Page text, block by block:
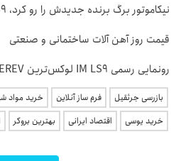
نیکاموتور برگ برنده جدیدش را رو کرد، IM LS9 رسماً وارد بازار ایران شد
قیمت روز آهن آلات ساختمانی و صنعتی
رونمایی رسمی IM LS9 لوکس‌ترین EREV در ایران
بازرسی جرثقیل فرم ساز آنلاین خرید مواد
خرید یوسی
اقتصاد ایرانی بهترین بروکر